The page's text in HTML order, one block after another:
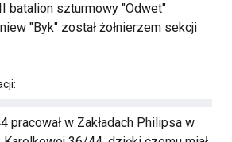
batalion szturmowy "Odwet"
"Byk" został żołnierzem sekcji
pracował w Zakładach Philipsa w